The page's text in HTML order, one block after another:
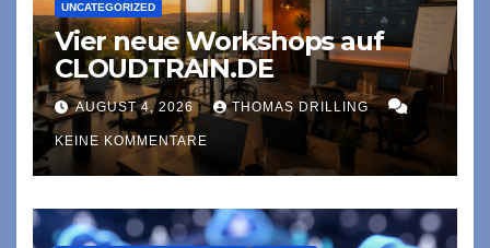
UNCATEGORIZED
Vier neue Workshops auf
CLOUDTRAIN.DE
AUGUST 4, 2026 THOMAS DRILLING
KEINE KOMMENTARE